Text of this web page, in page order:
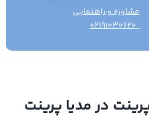
مشاوره و راهنمایی
۰۲۱۹۱۰۳۰۶۲۰
در مدیا پرینت